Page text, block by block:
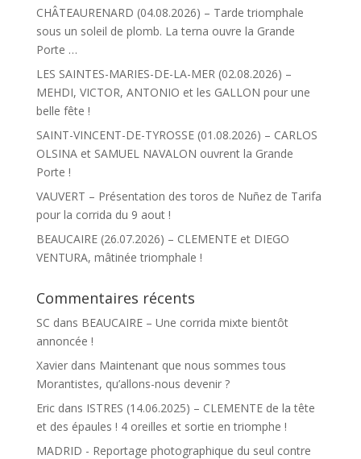
CHÂTEAURENARD (04.08.2026) – Tarde triomphale
sous un soleil de plomb. La terna ouvre la Grande
Porte …
LES SAINTES-MARIES-DE-LA-MER (02.08.2026) –
MEHDI, VICTOR, ANTONIO et les GALLON pour une
belle fête !
SAINT-VINCENT-DE-TYROSSE (01.08.2026) – CARLOS
OLSINA et SAMUEL NAVALON ouvrent la Grande
Porte !
VAUVERT – Présentation des toros de Nuñez de Tarifa
pour la corrida du 9 aout !
BEAUCAIRE (26.07.2026) – CLEMENTE et DIEGO
VENTURA, mâtinée triomphale !
Commentaires récents
SC dans BEAUCAIRE – Une corrida mixte bientôt
annoncée !
Xavierdans Maintenant que nous sommes tous
Morantistes, qu’allons-nous devenir ?
Ericdans ISTRES (14.06.2025) – CLEMENTE de la tête
et des épaules ! 4 oreilles et sortie en triomphe !
MADRID - Reportage photographique du seul contre